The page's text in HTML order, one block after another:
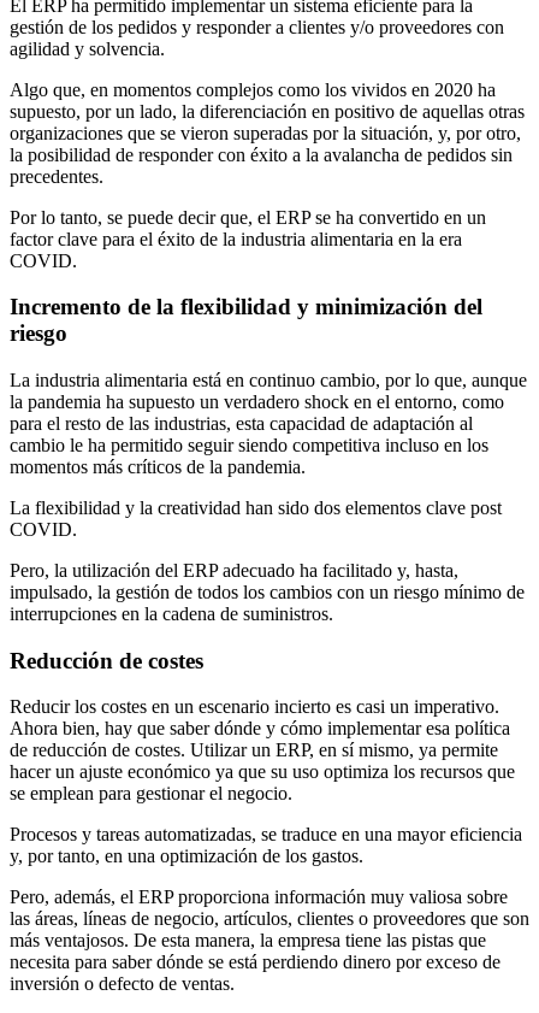
El ERP ha permitido implementar un sistema eficiente para la
gestión de los pedidos y responder a clientes y/o proveedores con
agilidad y solvencia.
Algo que, en momentos complejos como los vividos en 2020 ha
supuesto, por un lado, la diferenciación en positivo de aquellas otras
organizaciones que se vieron superadas por la situación, y, por otro,
la posibilidad de responder con éxito a la avalancha de pedidos sin
precedentes.
Por lo tanto, se puede decir que, el ERP se ha convertido en un
factor clave para el éxito de la industria alimentaria en la era
COVID.
Incremento de la flexibilidad y minimización del
riesgo
La industria alimentaria está en continuo cambio, por lo que, aunque
la pandemia ha supuesto un verdadero shock en el entorno, como
para el resto de las industrias, esta capacidad de adaptación al
cambio le ha permitido seguir siendo competitiva incluso en los
momentos más críticos de la pandemia.
La flexibilidad y la creatividad han sido dos elementos clave post
COVID.
Pero, la utilización del ERP adecuado ha facilitado y, hasta,
impulsado, la gestión de todos los cambios con un riesgo mínimo de
interrupciones en la cadena de suministros.
Reducción de costes
Reducir los costes en un escenario incierto es casi un imperativo.
Ahora bien, hay que saber dónde y cómo implementar esa política
de reducción de costes. Utilizar un ERP, en sí mismo, ya permite
hacer un ajuste económico ya que su uso optimiza los recursos que
se emplean para gestionar el negocio.
Procesos y tareas automatizadas, se traduce en una mayor eficiencia
y, por tanto, en una optimización de los gastos.
Pero, además, el ERP proporciona información muy valiosa sobre
las áreas, líneas de negocio, artículos, clientes o proveedores que son
más ventajosos. De esta manera, la empresa tiene las pistas que
necesita para saber dónde se está perdiendo dinero por exceso de
inversión o defecto de ventas.